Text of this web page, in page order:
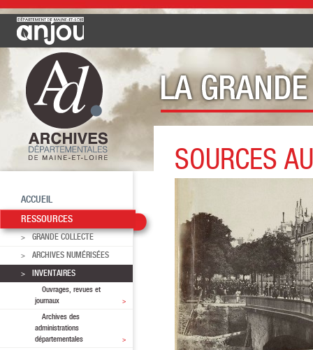
Ressources Inventaires
ACCUEIL
RESSOURCES
GRANDE COLLECTE
ARCHIVES NUMÉRISÉES
INVENTAIRES
Ouvrages, revues et
journaux
Archives des
administrations
départementales
SOURCES